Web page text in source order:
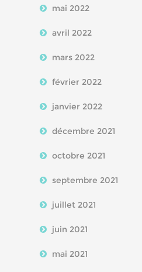
mai 2022
avril 2022
mars 2022
février 2022
janvier 2022
décembre 2021
octobre 2021
septembre 2021
juillet 2021
juin 2021
mai 2021